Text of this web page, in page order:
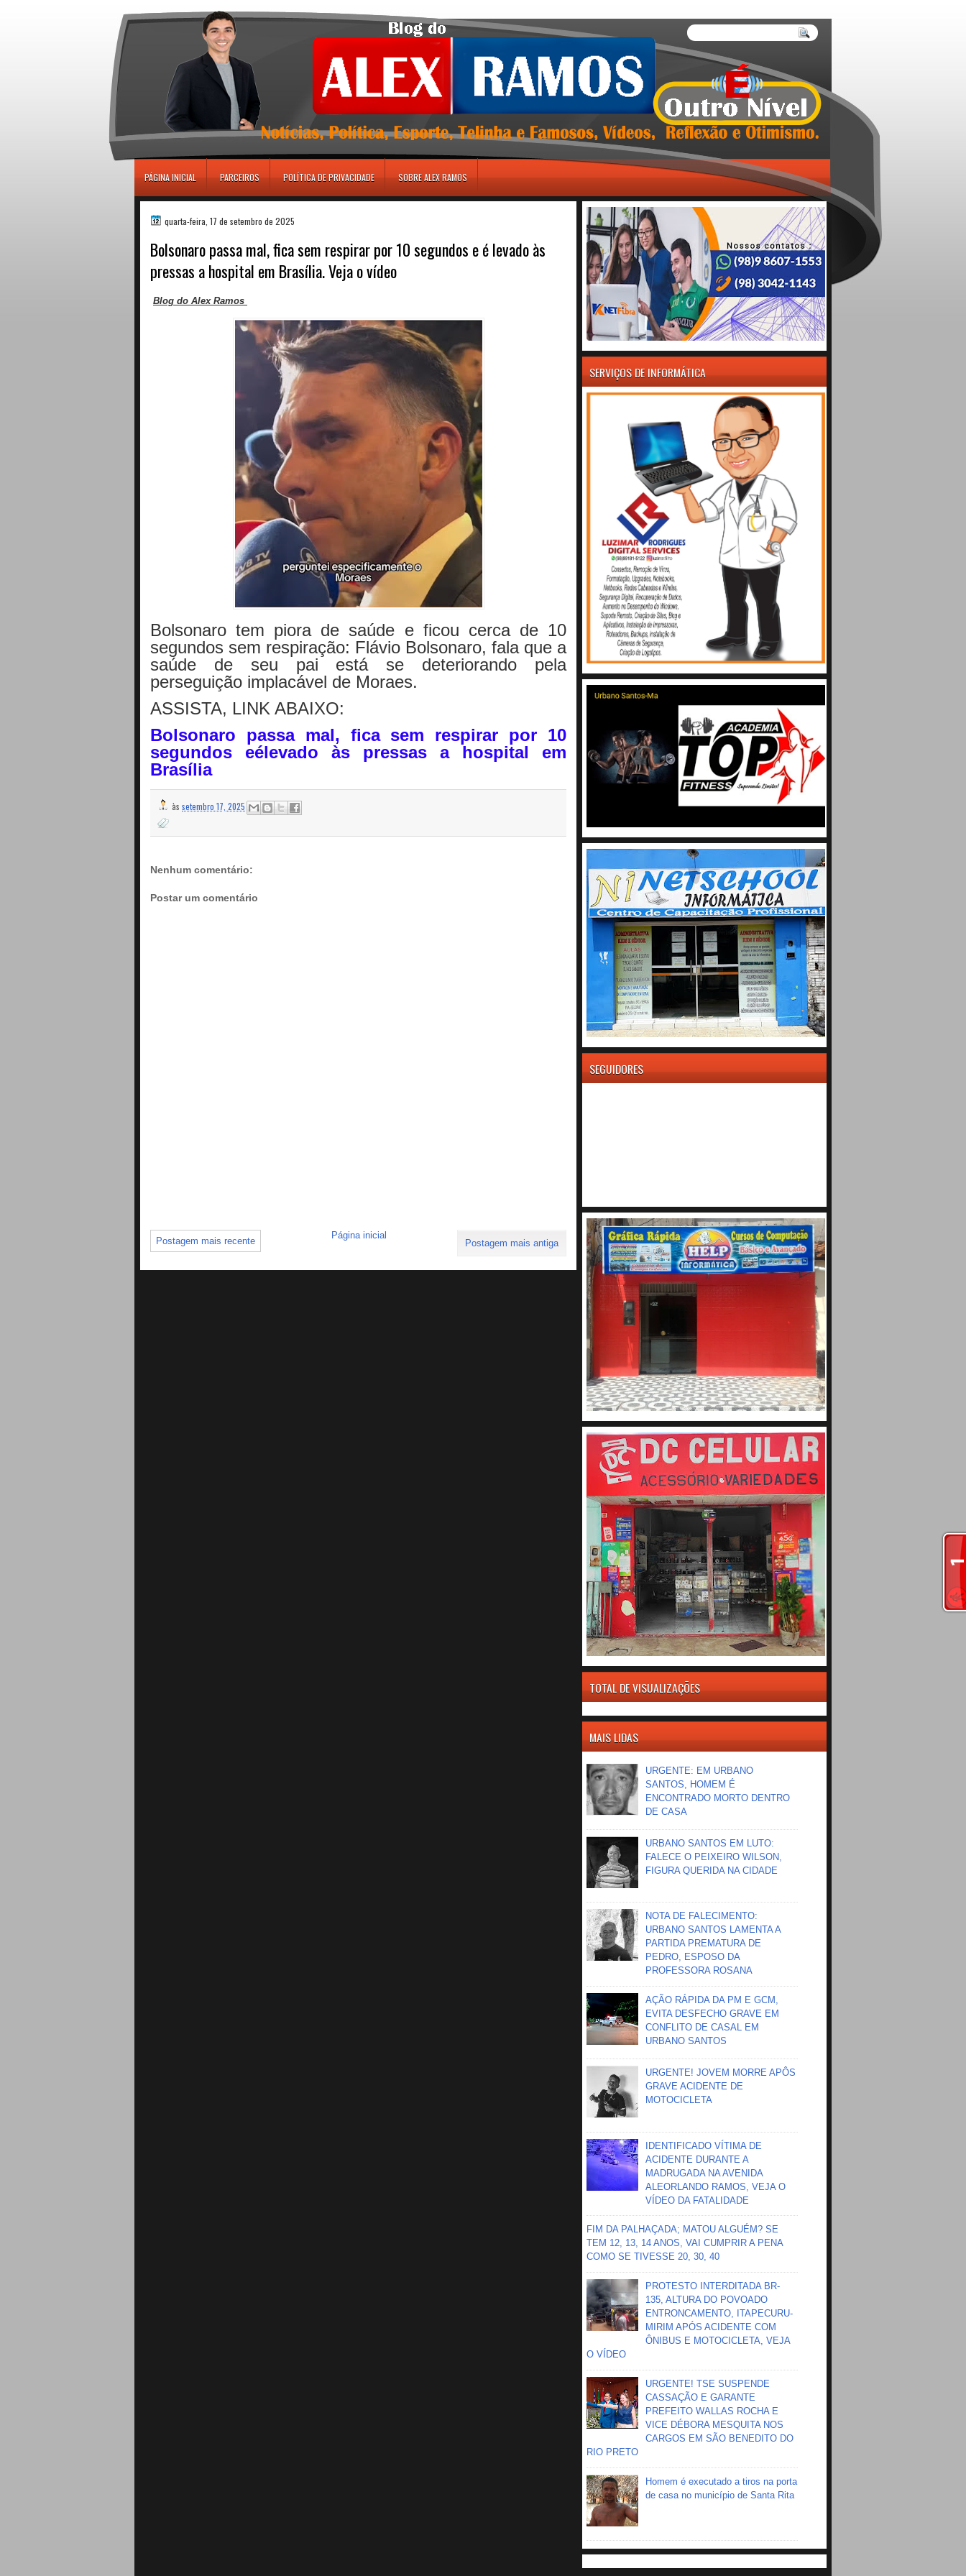
PÁGINA INICIAL PARCEIROS POLÍTICA DE PRIVACIDADE SOBRE ALEX RAMOS
quarta-feira, 17 de setembro de 2025
Bolsonaro passa mal, fica sem respirar por 10 segundos e é levado às
pressas a hospital em Brasília. Veja o vídeo
Blog do Alex Ramos
Bolsonaro tem piora de saúde e ficou cerca de 10
segundos sem respiração: Flávio Bolsonaro, fala que a
saúde de seu pai está se deteriorando pela
perseguição implacável de Moraes.
ASSISTA, LINK ABAIXO:
Bolsonaro passa mal, fica sem respirar por 10
segundos eélevado às pressas a hospital em
Brasília
às setembro 17, 2025
Nenhum comentário:
Postar um comentário
Postagem mais recente Postagem mais antiga
Página inicial
SERVIÇOS DE INFORMÁTICA
SEGUIDORES
TOTAL DE VISUALIZAÇÕES
MAIS LIDAS
URGENTE: EM URBANO
SANTOS, HOMEM É
ENCONTRADO MORTO DENTRO
DE CASA
URBANO SANTOS EM LUTO:
FALECE O PEIXEIRO WILSON,
FIGURA QUERIDA NA CIDADE
NOTA DE FALECIMENTO:
URBANO SANTOS LAMENTA A
PARTIDA PREMATURA DE
PEDRO, ESPOSO DA
PROFESSORA ROSANA
AÇÃO RÁPIDA DA PM E GCM,
EVITA DESFECHO GRAVE EM
CONFLITO DE CASAL EM
URBANO SANTOS
URGENTE! JOVEM MORRE APÔS
GRAVE ACIDENTE DE
MOTOCICLETA
IDENTIFICADO VÍTIMA DE
ACIDENTE DURANTE A
MADRUGADA NA AVENIDA
ALEORLANDO RAMOS, VEJA O
VÍDEO DA FATALIDADE
FIM DA PALHAÇADA; MATOU ALGUÉM? SE
TEM 12, 13, 14 ANOS, VAI CUMPRIR A PENA
COMO SE TIVESSE 20, 30, 40
PROTESTO INTERDITADA BR-
135, ALTURA DO POVOADO
ENTRONCAMENTO, ITAPECURU-
MIRIM APÓS ACIDENTE COM
ÔNIBUS E MOTOCICLETA, VEJA
O VÍDEO
URGENTE! TSE SUSPENDE
CASSAÇÃO E GARANTE
PREFEITO WALLAS ROCHA E
VICE DÉBORA MESQUITA NOS
CARGOS EM SÃO BENEDITO DO
RIO PRETO
Homem é executado a tiros na porta
de casa no município de Santa Rita